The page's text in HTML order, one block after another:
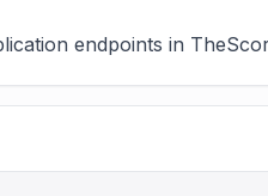
endpoints in